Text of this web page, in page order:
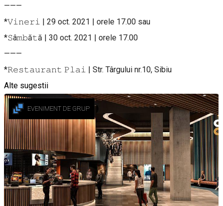
———
*𝚅𝚒𝚗𝚎𝚛𝚒 | 29 oct. 2021 | orele 17.00 sau
*𝚂â𝚖𝚋ă𝚝ă | 30 oct. 2021 | orele 17.00
———
*𝚁𝚎𝚜𝚝𝚊𝚞𝚛𝚊𝚗𝚝 𝙿𝚕𝚊𝚒 | Str. Târgului nr.10, Sibiu
Alte sugestii
EVENIMENT DE GRUP